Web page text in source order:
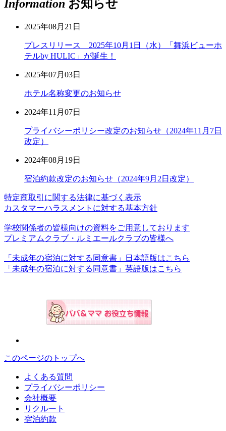
Information お知らせ
2025年08月21日
プレスリリース 2025年10月1日（水）「舞浜ビューホ
テルby HULIC」が誕生！
2025年07月03日
ホテル名称変更のお知らせ
2024年11月07日
プライバシーポリシー改定のお知らせ（2024年11月7日
改定）
2024年08月19日
宿泊約款改定のお知らせ（2024年9月2日改定）
特定商取引に関する法律に基づく表示
カスタマーハラスメントに対する基本方針
学校関係者の皆様向けの資料をご用意しております
プレミアムクラブ・ルミエールクラブの皆様へ
「未成年の宿泊に対する同意書」日本語版はこちら
「未成年の宿泊に対する同意書」英語版はこちら
このページのトップへ
よくある質問
プライバシーポリシー
会社概要
リクルート
宿泊約款